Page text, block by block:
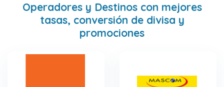
Operadores y Destinos con mejores
tasas, conversión de divisa y
promociones